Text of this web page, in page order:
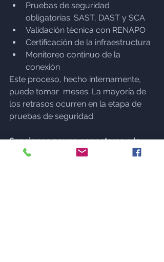
Pruebas de seguridad
obligatorias: SAST, DAST y SCA
Validación técnica con RENAPO
Certificación de la infraestructura
Monitoreo continuo de la
conexión
Este proceso, hecho internamente,
puede tomar  meses. La mayoría de
los retrasos ocurren en la etapa de
pruebas de seguridad.
Sanciones por no conectarse a la